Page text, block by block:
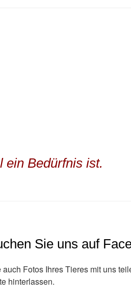
ein Bedürfnis ist.
Sie uns auf
Fotos Ihres Tieres mit uns
hinterlassen.